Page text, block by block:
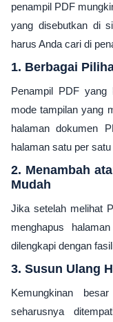
penampil PDF
yang disebutkan di
harus Anda cari di
1. Berbagai
Penampil PDF yang
mode tampilan yang
halaman dokumen
halaman satu per
2. Menambah
Mudah
Jika setelah melihat
menghapus
dilengkapi dengan
3. Susun Ulang
Kemungkinan
seharusnya